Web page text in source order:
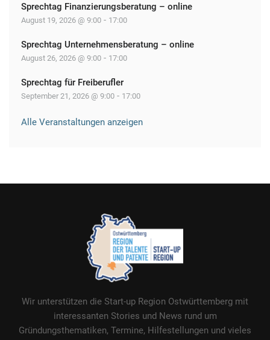
Sprechtag Finanzierungsberatung – online
August 19, 2026 @ 9:00 - 17:00
Sprechtag Unternehmensberatung – online
August 26, 2026 @ 9:00 - 17:00
Sprechtag für Freiberufler
September 21, 2026 @ 9:00 - 17:00
Alle Veranstaltungen anzeigen
Wir unterstützen die Start-up Region Ostwürttemberg mit
interessanten Stories und News rund um
Gründungsthematiken, Termine, Hilfestellungen und vieles